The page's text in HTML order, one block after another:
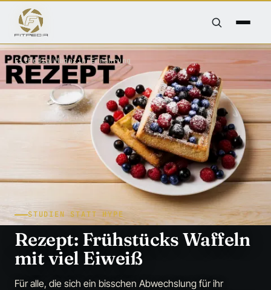
FitPedia/Magazin/Ernährung
STUDIEN STATT HYPE
Rezept: Frühstücks Waffeln
mit viel Eiweiß
Für alle, die sich ein bisschen Abwechslung für ihr